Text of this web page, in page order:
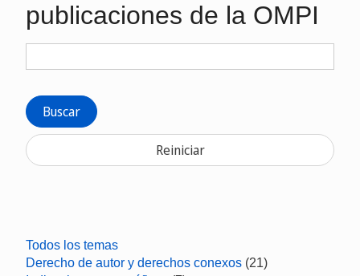
publicaciones de la OMPI
Buscar
Reiniciar
Todos los temas
Derecho de autor y derechos conexos (21)